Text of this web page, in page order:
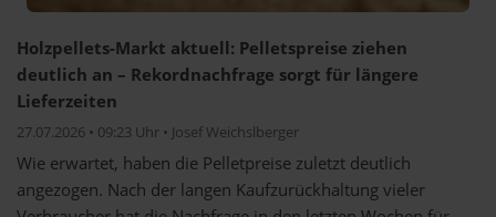
Holzpellets-Markt aktuell: Pelletspreise ziehen
deutlich an – Rekordnachfrage sorgt für längere
Lieferzeiten
27.07.2026 • 09:23 Uhr • Josef Weichslberger
Wie erwartet, haben die Pelletpreise zuletzt deutlich
angezogen. Nach der langen Kaufzurückhaltung vieler